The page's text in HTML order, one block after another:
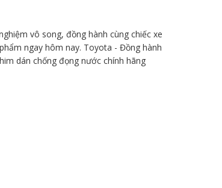
vô song, đồng hành cùng chiếc xe
ngay hôm nay. Toyota - Đồng hành
dán chống đọng nước chính hãng